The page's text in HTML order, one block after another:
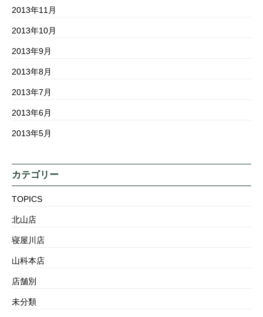
2013年11月
2013年10月
2013年9月
2013年8月
2013年7月
2013年6月
2013年5月
カテゴリー
TOPICS
北山店
寝屋川店
山科本店
店舗別
未分類